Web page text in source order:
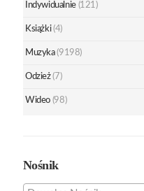
Indywidualnie (121)
Książki (4)
Muzyka (9198)
Odzież (7)
Wideo (98)
Nośnik